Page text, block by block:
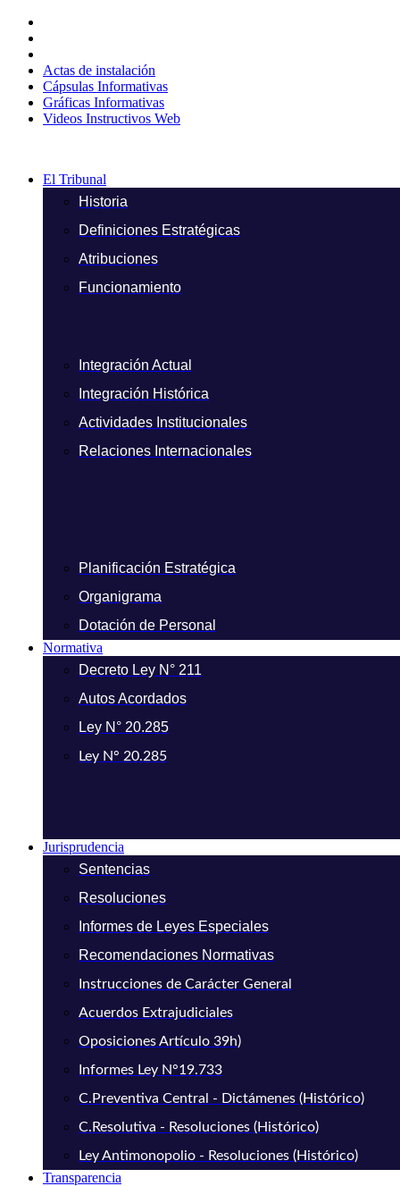
contenido
Actas de instalación
Cápsulas Informativas
Gráficas Informativas
Videos Instructivos Web
El Tribunal
Historia
Definiciones Estratégicas
Atribuciones
Funcionamiento
Integración Actual
Integración Histórica
Actividades Institucionales
Relaciones Internacionales
Planificación Estratégica
Organigrama
Dotación de Personal
Normativa
Decreto Ley N° 211
Autos Acordados
Ley N° 20.285
Ley N° 20.285
Jurisprudencia
Sentencias
Resoluciones
Informes de Leyes Especiales
Recomendaciones Normativas
Instrucciones de Carácter General
Acuerdos Extrajudiciales
Oposiciones Artículo 39h)
Informes Ley N°19.733
C.Preventiva Central - Dictámenes (Histórico)
C.Resolutiva - Resoluciones (Histórico)
Ley Antimonopolio - Resoluciones (Histórico)
Transparencia